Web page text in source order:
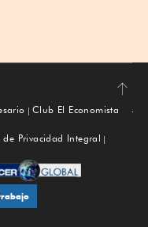
Subir
Club El Economista
de Privacidad Integral